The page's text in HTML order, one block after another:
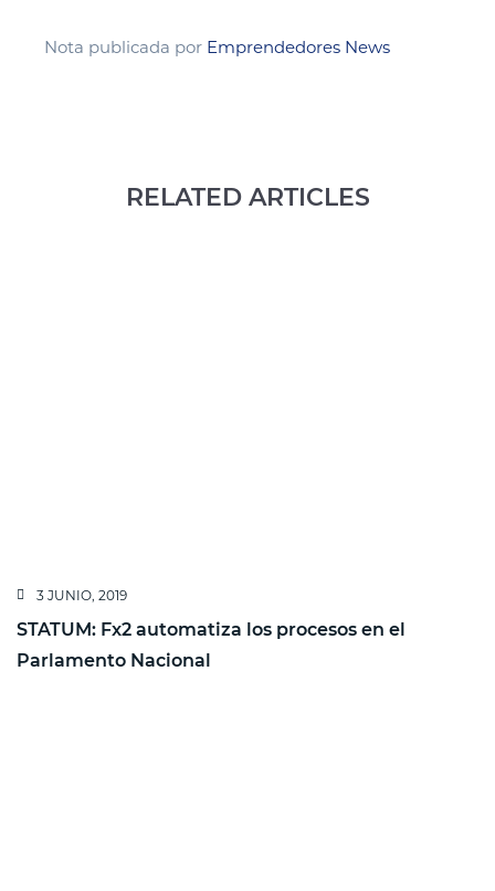
Nota publicada por Emprendedores News
RELATED ARTICLES
3 JUNIO, 2019
STATUM: Fx2 automatiza los procesos en el
Parlamento Nacional